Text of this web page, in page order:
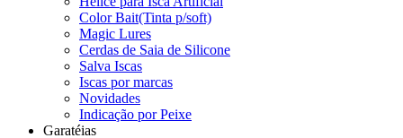
Color Bait(Tinta p/soft)
Magic Lures
Cerdas de Saia de Silicone
Salva Iscas
Iscas por marcas
Novidades
Indicação por Peixe
Garatéias